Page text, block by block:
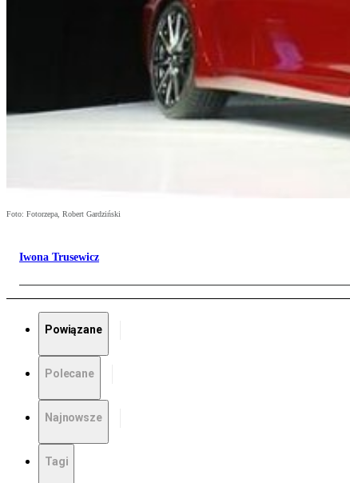
Foto: Fotorzepa, Robert Gardziński
Iwona Trusewicz
Powiązane
Polecane
Najnowsze
Tagi